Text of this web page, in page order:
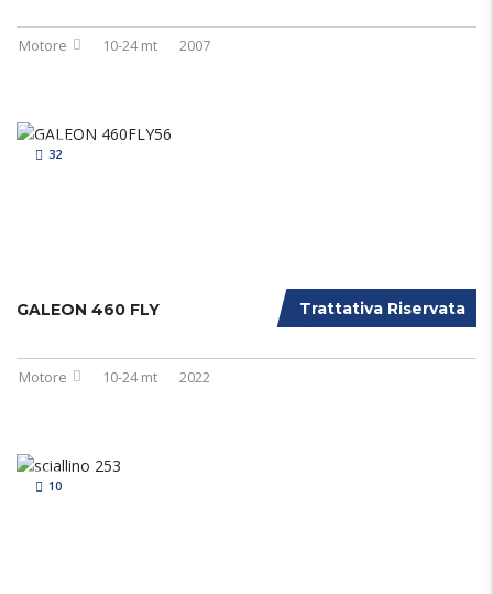
Motore 10-24 mt 2007
32
Trattativa Riservata
GALEON 460 FLY
Motore 10-24 mt 2022
10